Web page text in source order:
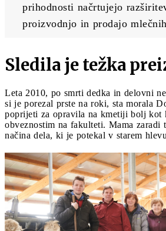
prihodnosti načrtujejo
proizvodnjo in prodajo
Sledila je težka
Leta 2010, po smrti dedka in delovni
si je porezal prste na roki, sta morala
poprijeti za opravila na kmetiji bolj kot
obveznostim na fakulteti. Mama zaradi
načina dela, ki je potekal v starem